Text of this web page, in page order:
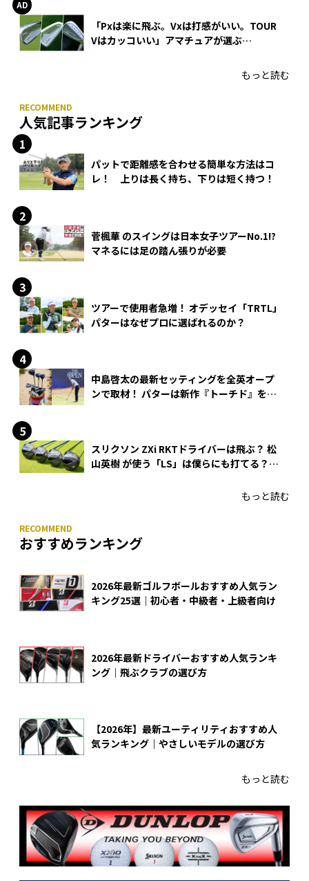
「Pxは楽に飛ぶ。Vxは打感がいい。TOUR
Vはカッコいい」アマチュアが選ぶ
もっと読む
人気記事ランキング
パットで距離感を合わせる簡単な方法はコ
レ！ 上りは長く持ち、下りは短く持つ！
菅楓華 のスイングは日本女子ツアーNo.1!?
マネるには足の踏ん張りが必要
ツアーで使用者急増！ オデッセイ「TRTL」
パターはなぜプロに選ばれるのか？
中島啓太の最新セッティングを全英オープ
ンで取材！ パターは新作『トーチド』を投
スリクソン ZXi RKTドライバーは飛ぶ？ 松
山英樹 が使う「LS」は僕らにも打てる？
もっと読む
おすすめランキング
2026年最新ゴルフボールおすすめ人気ラン
キング25選｜初心者・中級者・上級者向け
2026年最新ドライバーおすすめ人気ランキ
ング｜飛ぶクラブの選び方
【2026年】最新ユーティリティおすすめ人
気ランキング｜やさしいモデルの選び方
もっと読む